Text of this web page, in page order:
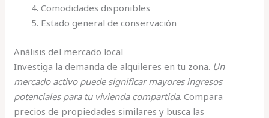
Comodidades disponibles
Estado general de conservación
Análisis del mercado local
Investiga la demanda de alquileres en tu zona. Un
mercado activo puede significar mayores ingresos
potenciales para tu vivienda compartida. Compara
precios de propiedades similares y busca las